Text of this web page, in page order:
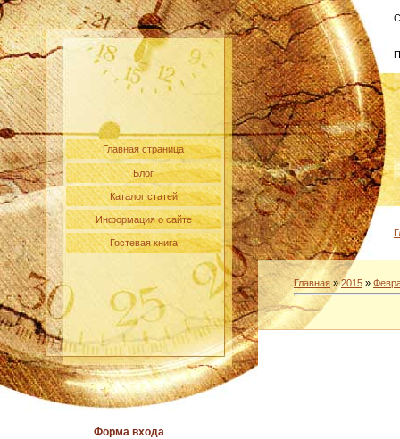
Главная страница
Блог
Каталог статей
Информация о сайте
Гостевая книга
Форма входа
Главная »2015 »